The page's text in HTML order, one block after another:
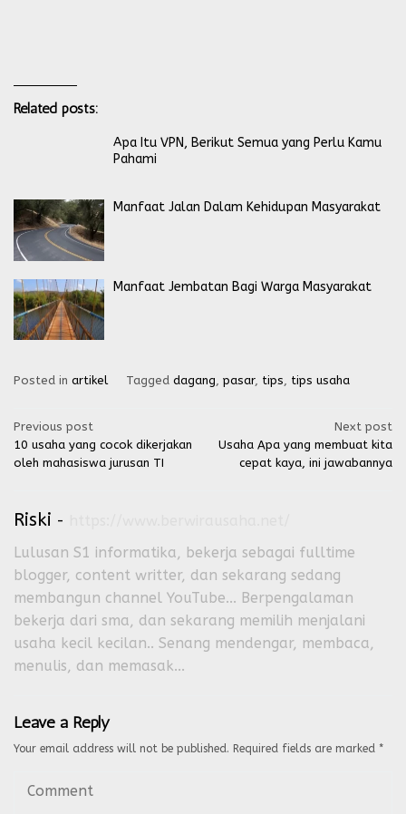
Related posts:
Apa Itu VPN, Berikut Semua yang Perlu Kamu
Pahami
Manfaat Jalan Dalam Kehidupan Masyarakat
Manfaat Jembatan Bagi Warga Masyarakat
Posted in artikel Tagged dagang, pasar, tips, tips usaha
Post
navigation
Previous post
10 usaha yang cocok dikerjakan
oleh mahasiswa jurusan TI
Next post
Usaha Apa yang membuat kita
cepat kaya, ini jawabannya
Riski -
Lulusan S1 informatika, bekerja sebagai fulltime
blogger, content writter, dan sekarang sedang
membangun channel YouTube... Berpengalaman
bekerja dari sma, dan sekarang memilih menjalani
usaha kecil kecilan.. Senang mendengar, membaca,
menulis, dan memasak...
Leave a Reply
Your email address will not be published. Required fields are marked *